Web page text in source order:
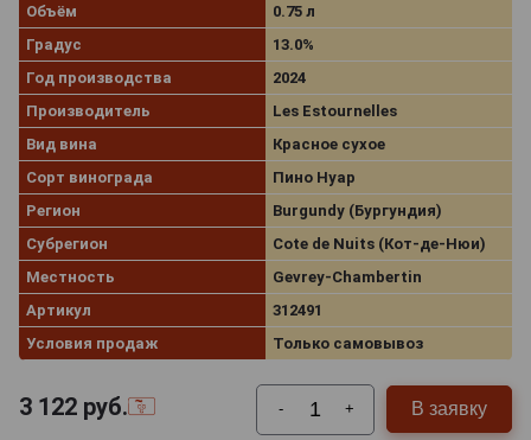
Объём
0.75 л
Градус
13.0%
Год производства
2024
Производитель
Les Estournelles
Вид вина
Красное сухое
Сорт винограда
Пино Нуар
Регион
Burgundy (Бургундия)
Субрегион
Cote de Nuits (Кот-де-Нюи)
Местность
Gevrey-Chambertin
Артикул
312491
Условия продаж
Только самовывоз
3 122 руб. - + В заявку